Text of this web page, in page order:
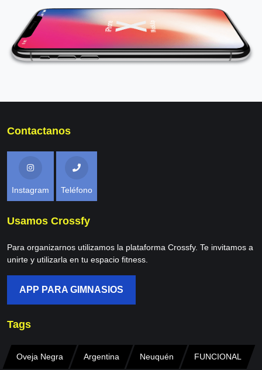
Contactanos
Instagram Teléfono
Usamos Crossfy
Para organizarnos utilizamos la plataforma Crossfy. Te invitamos a
unirte y utilizarla en tu espacio fitness.
APP PARA GIMNASIOS
Tags
Oveja Negra Argentina Neuquén FUNCIONAL